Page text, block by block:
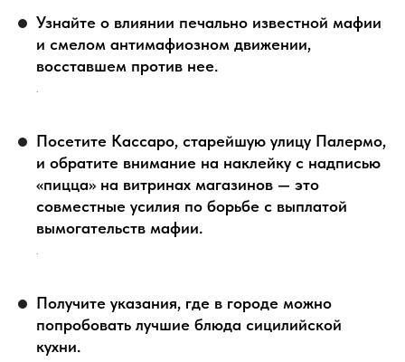
Узнайте о влиянии печально известной мафии
и смелом антимафиозном движении,
восставшем против нее.
.
Посетите Кассаро, старейшую улицу Палермо,
и обратите внимание на наклейку с надписью
«пицца» на витринах магазинов — это
совместные усилия по борьбе с выплатой
вымогательств мафии.
.
Получите указания, где в городе можно
попробовать лучшие блюда сицилийской
кухни.